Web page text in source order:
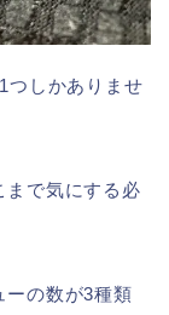
つしかありませ
まで気にする必
ーの数が3種類